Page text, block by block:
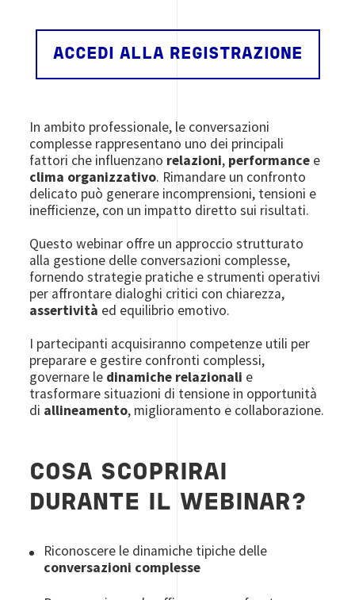
ACCEDI ALLA REGISTRAZIONE
In ambito professionale, le conversazioni
complesse rappresentano uno dei principali
fattori che influenzano relazioni, performance e
clima organizzativo. Rimandare un confronto
delicato può generare incomprensioni, tensioni e
inefficienze, con un impatto diretto sui risultati.
Questo webinar offre un approccio strutturato
alla gestione delle conversazioni complesse,
fornendo strategie pratiche e strumenti operativi
per affrontare dialoghi critici con chiarezza,
assertività ed equilibrio emotivo.
I partecipanti acquisiranno competenze utili per
preparare e gestire confronti complessi,
governare le dinamiche relazionali e
trasformare situazioni di tensione in opportunità
di allineamento, miglioramento e collaborazione.
COSA SCOPRIRAI
DURANTE IL WEBINAR?
Riconoscere le dinamiche tipiche delle
conversazioni complesse